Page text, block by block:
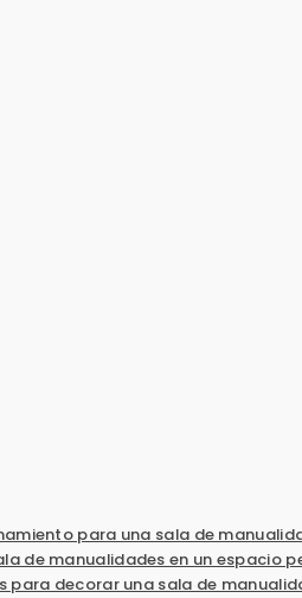
para una sala de
de manualidades en un espacio
para decorar una sala de